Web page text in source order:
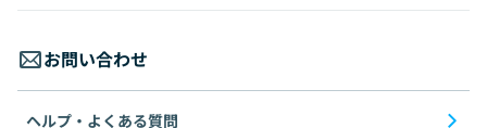
お問い合わせ
ヘルプ・よくある質問